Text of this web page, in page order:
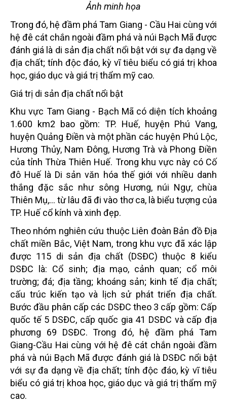
Ảnh minh họa
Trong đó, hệ đầm phá Tam Giang - Cầu Hai cùng với
hệ đê cát chắn ngoài đầm phá và núi Bạch Mã được
đánh giá là di sản địa chất nổi bật với sự đa dạng về
địa chất; tính độc đáo, kỳ vĩ tiêu biểu có giá trị khoa
học, giáo dục và giá trị thẩm mỹ cao.
Giá trị di sản địa chất nổi bật
Khu vực Tam Giang - Bạch Mã có diện tích khoảng
1.600 km2 bao gồm: TP. Huế, huyện Phú Vang,
huyện Quảng Điền và một phần các huyện Phú Lộc,
Hương Thủy, Nam Đông, Hương Trà và Phong Điền
của tỉnh Thừa Thiên Huế. Trong khu vực này có Cố
đô Huế là Di sản văn hóa thế giới với nhiều danh
thắng đặc sắc như sông Hương, núi Ngự, chùa
Thiên Mụ,... từ lâu đã đi vào thơ ca, là biểu tượng của
TP. Huế cổ kính và xinh đẹp.
Theo nhóm nghiên cứu thuộc Liên đoàn Bản đồ Địa
chất miền Bắc, Việt Nam, trong khu vực đã xác lập
được 115 di sản địa chất (DSĐC) thuộc 8 kiểu
DSĐC là: Cổ sinh; địa mạo, cảnh quan; cổ môi
trường; đá; địa tầng; khoáng sản; kinh tế địa chất;
cấu trúc kiến tạo và lịch sử phát triển địa chất.
Bước đầu phân cấp các DSĐC theo 3 cấp gồm: Cấp
quốc tế 5 DSĐC, cấp quốc gia 41 DSĐC và cấp địa
phương 69 DSĐC. Trong đó, hệ đầm phá Tam
Giang-Cầu Hai cùng với hệ đê cát chắn ngoài đầm
phá và núi Bạch Mã được đánh giá là DSĐC nổi bật
với sự đa dạng về địa chất; tính độc đáo, kỳ vĩ tiêu
biểu có giá trị khoa học, giáo dục và giá trị thẩm mỹ
cao.